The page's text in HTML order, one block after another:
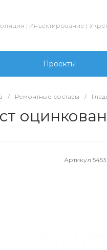
| Инъектирование |
Проекты
/ Ремонтные составы /
Артикул